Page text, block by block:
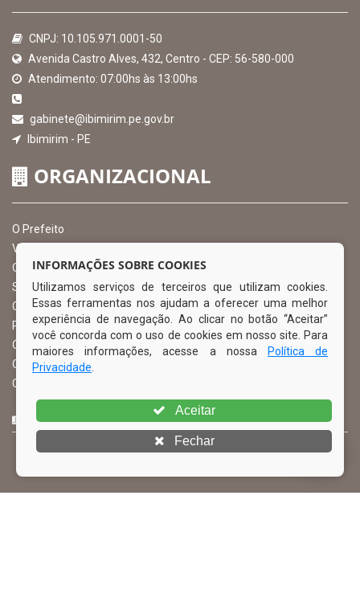
CNPJ: 10.105.971.0001-50
Avenida Castro Alves, 432, Centro - CEP: 56-580-000
Atendimento: 07:00hs às 13:00hs
gabinete@ibimirim.pe.gov.br
Ibimirim - PE
ORGANIZACIONAL
O Prefeito
Vice Prefeito
Ouvidoria Municipal
Serviço de Informação ao Cidadão – SIC
Chefe de Gabinete
Procuradoria Geral
Órgão de Controle Interno
Organograma
Comissão Permanente de Licitação – CPL
CURTA NOSSA FAN PAGE
INFORMAÇÕES SOBRE COOKIES
Utilizamos serviços de terceiros que utilizam cookies.
Essas ferramentas nos ajudam a oferecer uma melhor
experiência de navegação. Ao clicar no botão “Aceitar”
você concorda com o uso de cookies em nosso site. Para
maiores informações, acesse a nossa
Política de
Privacidade
Aceitar
Fechar